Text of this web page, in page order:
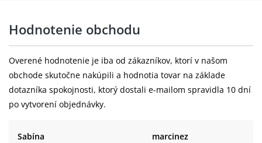
Hodnotenie obchodu
Overené hodnotenie je iba od zákazníkov, ktorí v našom
obchode skutočne nakúpili a hodnotia tovar na základe
dotazníka spokojnosti, ktorý dostali e-mailom spravidla 10 dní
po vytvorení objednávky.
Sabína marcinez